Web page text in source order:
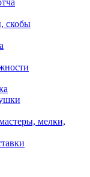
скобы
мелки,